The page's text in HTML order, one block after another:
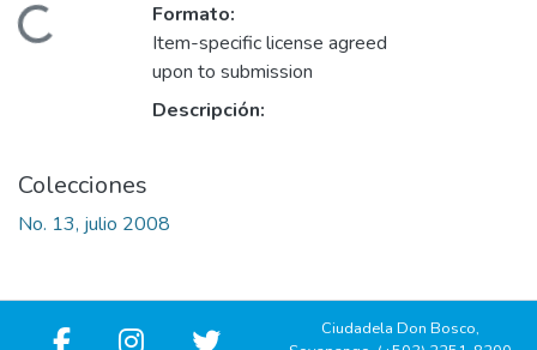
Cargando...
Formato:
Item-specific license agreed
upon to submission
Descripción:
Colecciones
No. 13, julio 2008
Ciudadela Don Bosco,